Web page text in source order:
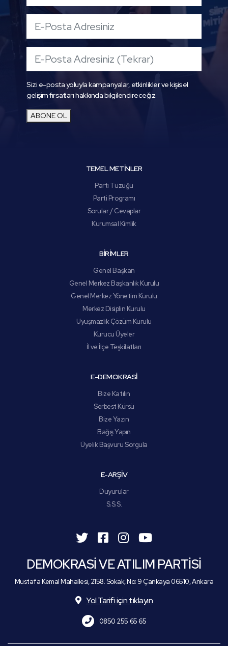
Sizi e-posta yoluyla kampanyalar, etkinlikler ve kişisel
gelişim fırsatları hakkında bilgilendireceğiz.
ABONE OL
TEMEL METİNLER
Parti Tüzüğü
Parti Programı
Sorular / Cevaplar
Kurumsal Kimlik
BİRİMLER
Genel Başkan
Genel Merkez Başkanlık Kurulu
Genel Merkez Yönetim Kurulu
Merkez Disiplin Kurulu
Uyuşmazlık Çözüm Kurulu
Kurucu Üyeler
İl ve İlçe Teşkilatları
E-DEMOKRASİ
Bize Katılın
Serbest Kürsü
Bize Yazın
Bağış Yapın
Üyelik Başvuru Sorgula
E-ARŞİV
Duyurular
S.S.S.
DEMOKRASİ VE ATILIM PARTİSİ
Mustafa Kemal Mahallesi, 2158. Sokak, No: 9 Çankaya 06510, Ankara
Yol Tarifi için tıklayın
0850 255 65 65